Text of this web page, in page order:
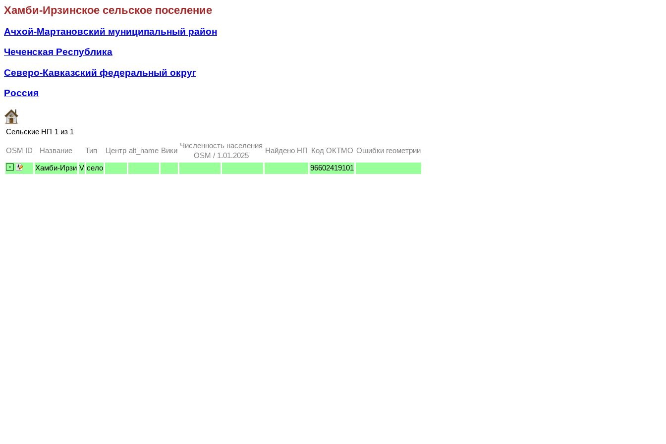
Хамби-Ирзинское сельское поселение
Ачхой-Мартановский муниципальный район
Чеченская Республика
Северо-Кавказский федеральный округ
Россия
Сельские НП 1 из 1
OSM ID Название Тип Центр alt_name Вики
Численность населения
OSM / 1.01.2025
Найдено НП Код ОКТМО Ошибки геометрии
Хамби-Ирзи V село 96602419101